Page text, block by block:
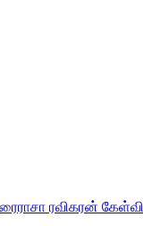
ரவிகரன் கேள்வி